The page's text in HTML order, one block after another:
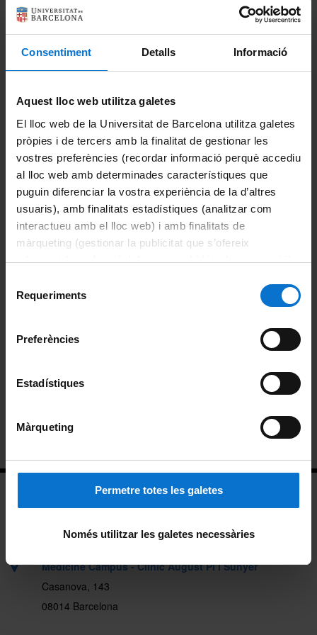
Consentiment Detalls Informació
Aquest lloc web utilitza galetes
El lloc web de la Universitat de Barcelona utilitza galetes
pròpies i de tercers amb la finalitat de gestionar les
vostres preferències (recordar informació perquè accediu
al lloc web amb determinades característiques que
puguin diferenciar la vostra experiència de la d’altres
usuaris), amb finalitats estadístiques (analitzar com
interactueu amb el lloc web) i amb finalitats de
màrqueting (gestionar la publicitat que s’ofereix
adequant-la en funció dels vostres hàbits de navegació).
consultar laPolítica de galetes del lloc web de la
Requeriments
Preferències
Estadístiques
Màrqueting
Permetre totes les galetes
Només utilitzar les galetes necessàries
Research groups
Statistics
cell proliferation control, cell therapy and regenerative
medicine, neurophysiology of ionic channels, among others.
You will find the details of all of them in the section of
Research Groups.
Portals and intranets
Student portal
Intranet (PDI and PTGAS)
Campus Virtual
Alumni UB
Medicine Campus - Clínic August Pi i Sunyer
Casanova, 143
08014 Barcelona